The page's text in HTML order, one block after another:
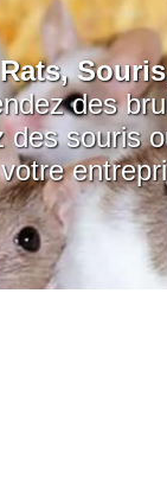
Rats,
des
des souris